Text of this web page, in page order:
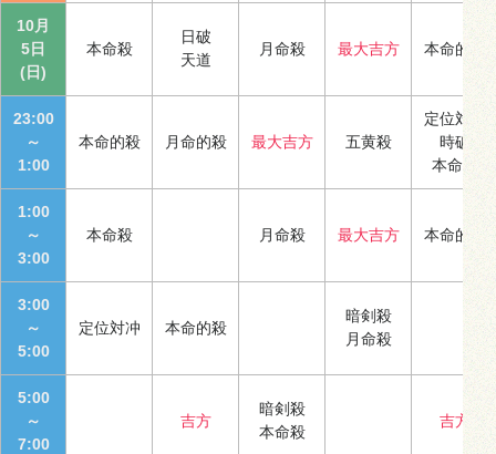
10月
5日
(日)
本命殺
日破
天道
月命殺 最大吉方 本命的殺
23:00
～
1:00
本命的殺 月命的殺 最大吉方 五黄殺
定位対冲
時破
本命殺
1:00
～
3:00
本命殺 月命殺 最大吉方 本命的殺
3:00
～
5:00
定位対冲 本命的殺
暗剣殺
月命殺
5:00
～
7:00
吉方
暗剣殺
本命殺
吉方